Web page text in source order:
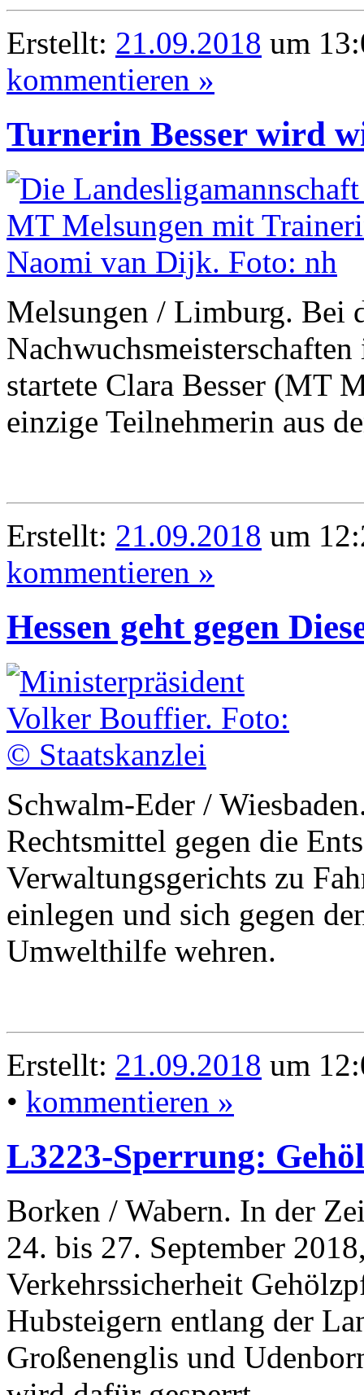
Erstellt: 21.09.2018 um
kommentieren »
Turnerin Besser wird
Melsungen / Limburg. Bei
startete Clara Besser (MT
einzige Teilnehmerin aus
Erstellt: 21.09.2018 um
kommentieren »
Hessen geht gegen
Schwalm-Eder /
Rechtsmittel gegen die
Verwaltungsgerichts zu
einlegen und sich gegen
Umwelthilfe wehren.
Erstellt: 21.09.2018 um
• kommentieren »
L3223-Sperrung:
Borken / Wabern. In der
24. bis 27. September
Verkehrssicherheit
Hubsteigern entlang der
Großenenglis und